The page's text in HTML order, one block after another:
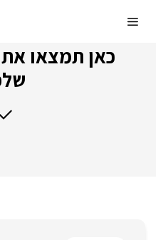
לתוכןMenu
כאן תמצאו את